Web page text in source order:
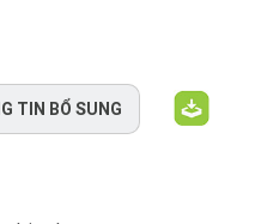
TIN BỔ SUNG